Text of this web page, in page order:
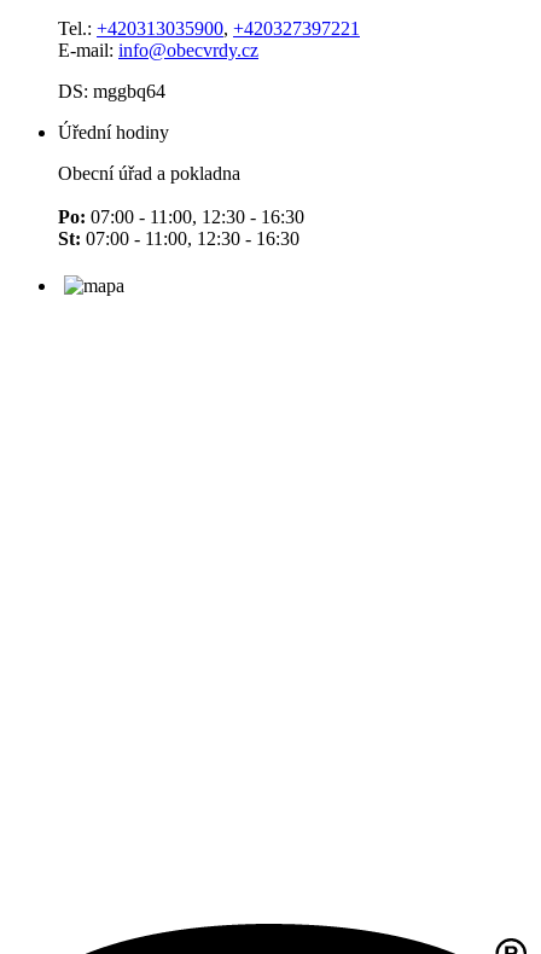
Tel.: +420313035900, +420327397221
E-mail: info@obecvrdy.cz
DS: mggbq64
Úřední hodiny
Obecní úřad a pokladna
Po: 07:00 - 11:00, 12:30 - 16:30
St: 07:00 - 11:00, 12:30 - 16:30